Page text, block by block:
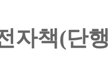
자책(단